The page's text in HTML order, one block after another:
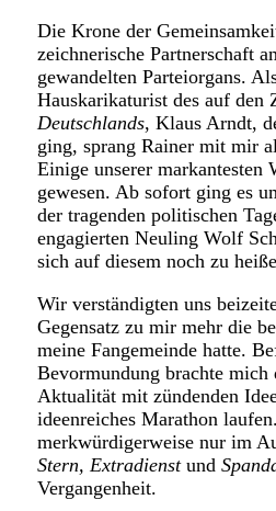
Die Krone der
zeichnerische Partnerschaft
gewandelten Parteiorgans.
Hauskarikaturist des auf den
Deutschlands, Klaus Arndt,
ging, sprang Rainer mit mir
Einige unserer markantesten
gewesen. Ab sofort ging es
der tragenden politischen
engagierten Neuling Wolf
sich auf diesem noch zu
Wir verständigten uns
Gegensatz zu mir mehr die
meine Fangemeinde hatte.
Bevormundung brachte
Aktualität mit zündenden
ideenreiches Marathon
merkwürdigerweise nur im
Stern, Extradienstund
Vergangenheit.